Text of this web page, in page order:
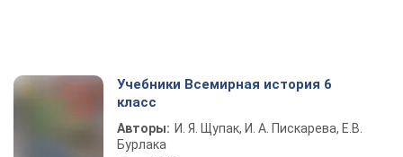
Учебники Всемирная история 6
класс
Авторы: И. Я. Щупак, И. А. Пискарева, Е.В.
Бурлака